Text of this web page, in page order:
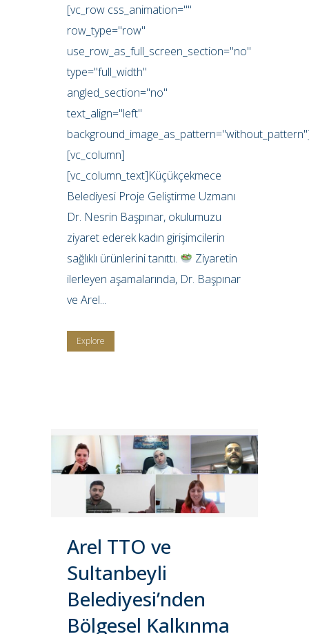
[vc_row css_animation=""
row_type="row"
use_row_as_full_screen_section="no"
type="full_width"
angled_section="no"
text_align="left"
[vc_column]
[vc_column_text]Küçükçekmece
Belediyesi Proje Geliştirme Uzmanı
Dr. Nesrin Başpınar, okulumuzu
ziyaret ederek kadın girişimcilerin
sağlıklı ürünlerini tanıttı.
Ziyaretin
ilerleyen aşamalarında, Dr. Başpınar
ve Arel...
Explore
Arel TTO ve
Sultanbeyli
Belediyesi’nden
Bölgesel Kalkınma